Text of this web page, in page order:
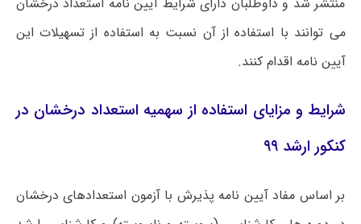
می توانند با استفاده از آن نسبت به استفاده از تسهیلات این
آیین نامه اقدام کنند.
شرایط و مزایای استفاده از سهمیه استعداد درخشان در
کنکور ارشد ۹۹
بر اساس مفاد آیین نامه پذیرش با آزمون استعدادهای درخشان